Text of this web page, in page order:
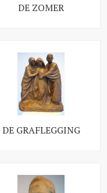
DE ZOMER
DE GRAFLEGGING